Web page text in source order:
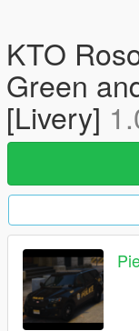
KTO
Green
[Livery]